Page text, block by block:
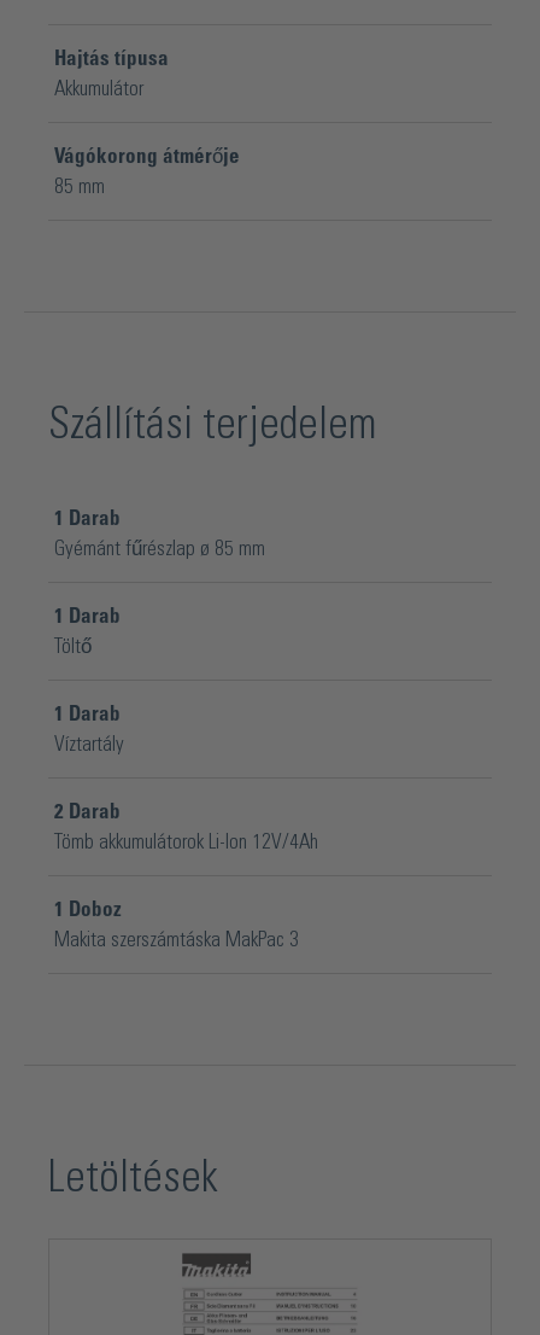
Hajtás típusa
Akkumulátor
Vágókorong átmérője
85 mm
Szállítási terjedelem
1
Darab
Gyémánt fűrészlap ø 85 mm
1
Darab
Töltő
1
Darab
Víztartály
2 Darab
Tömb akkumulátorok Li-Ion 12V/4Ah
1
Doboz
Makita szerszámtáska MakPac 3
Letöltések